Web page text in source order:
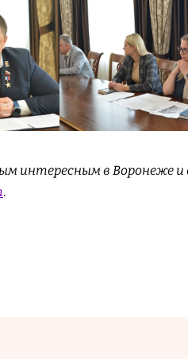
интересным в Воронеже
.